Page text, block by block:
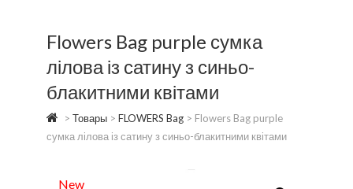
Flowers Bag purple сумка
лілова із сатину з синьо-
блакитними квітами
> Товары > FLOWERS Bag > Flowers Bag purple
сумка лілова із сатину з синьо-блакитними квітами
New